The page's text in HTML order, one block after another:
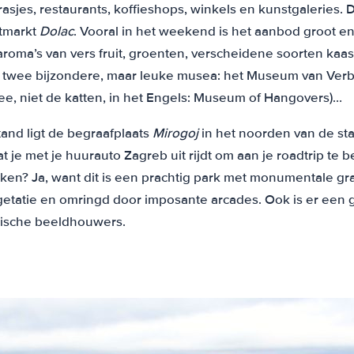
restaurants, koffieshops, winkels en kunstgaleries.
Dolac. Vooral in het weekend is het aanbod groot
van vers fruit, groenten, verscheidene soorten
bijzondere, maar leuke musea: het Museum van
niet de katten, in het Engels: Museum of Hangovers)…
ligt de begraafplaats Mirogojin het noorden van de
je met je huurauto Zagreb uit rijdt om aan je roadtrip te
Ja, want dit is een prachtig park met monumentale
en omringd door imposante arcades. Ook is er een
beeldhouwers.